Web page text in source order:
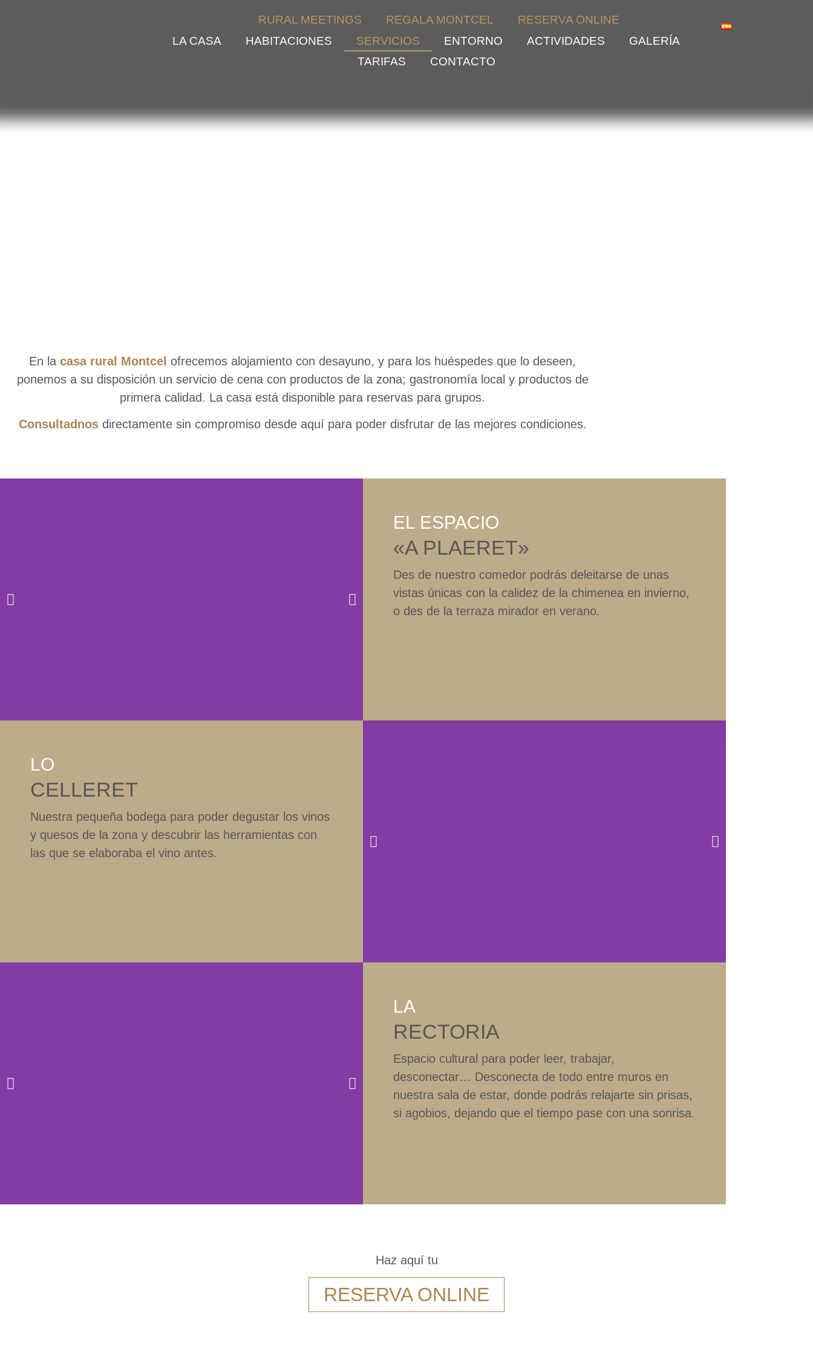
RURAL MEETINGS REGALA MONTCEL
RESERVA ONLINE
LA CASA
HABITACIONES SERVICIOS ENTORNO ACTIVIDADES
GALERÍA
TARIFAS
CONTACTO
En la casa rural Montcel ofrecemos alojamiento con desayuno, y para los huéspedes que lo deseen,
ponemos a su disposición un servicio de cena con productos de la zona; gastronomía local y productos de
primera calidad. La casa está disponible para reservas para grupos.
Consultadnos directamente sin compromiso desde aquí para poder disfrutar de las mejores condiciones.
EL ESPACIO
«A PLAERET»
Des de nuestro comedor podrás deleitarse de unas
vistas únicas con la calidez de la chimenea en invierno,
o des de la terraza mirador en verano.
LO
CELLERET
Nuestra pequeña bodega para poder degustar los vinos
y quesos de la zona y descubrir las herramientas con
las que se elaboraba el vino antes.
LA
RECTORIA
Espacio cultural para poder leer, trabajar,
desconectar… Desconecta de todo entre muros en
nuestra sala de estar, donde podrás relajarte sin prisas,
si agobios, dejando que el tiempo pase con una sonrisa.
Haz aquí tu
RESERVA ONLINE